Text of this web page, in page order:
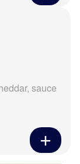
sauce